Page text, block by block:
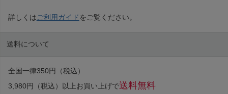
詳しくはご利用ガイド をご覧ください。
送料について
全国一律350円（税込）
3,980円（税込）以上お買い上げで送料無料